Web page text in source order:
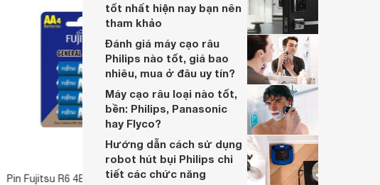
Pin Fujitsu R6 4B F-GP - Size
tốt nhất hiện nay bạn nên
tham khảo
Đánh giá máy cạo râu
Philips nào tốt, giá bao
nhiêu, mua ở đâu uy tín?
Máy cạo râu loại nào tốt,
bền: Philips, Panasonic
hay Flyco?
Hướng dẫn cách sử dụng
robot hút bụi Philips chi
tiết các chức năng